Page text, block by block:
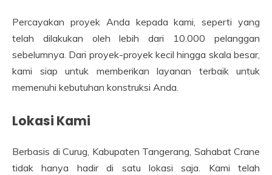
Percayakan proyek Anda kepada kami, seperti yang
telah dilakukan oleh lebih dari 10.000 pelanggan
sebelumnya. Dari proyek-proyek kecil hingga skala besar,
kami siap untuk memberikan layanan terbaik untuk
memenuhi kebutuhan konstruksi Anda.
Lokasi Kami
Berbasis di Curug, Kabupaten Tangerang, Sahabat Crane
tidak hanya hadir di satu lokasi saja. Kami telah